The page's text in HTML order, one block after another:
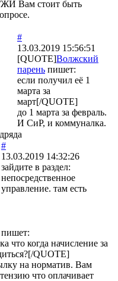
Вам стоит быть
#
13.03.2019 15:56:51
[QUOTE]Волжский
парень пишет:
если получил её 1
марта за
март[/QUOTE]
до 1 марта за февраль.
И СиР, и коммуналка.
#
13.03.2019 14:32:26
зайдите в раздел:
непосредственное
управление. там есть
пишет:
что когда начисление за
QUOTE]
на норматив. Вам
что оплачивает